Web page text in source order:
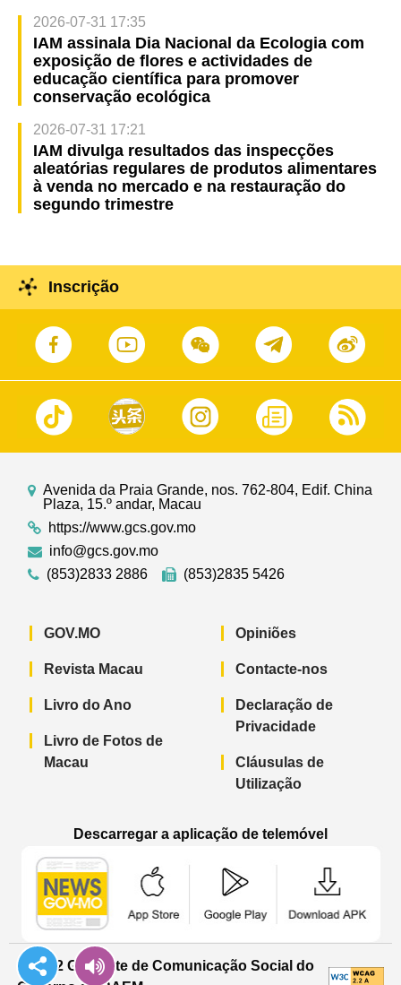
2026-07-31 17:35
IAM assinala Dia Nacional da Ecologia com
exposição de flores e actividades de
educação científica para promover
conservação ecológica
2026-07-31 17:21
IAM divulga resultados das inspecções
aleatórias regulares de produtos alimentares
à venda no mercado e na restauração do
segundo trimestre
Inscrição
Avenida da Praia Grande, nos. 762-804, Edif. China
Plaza, 15.º andar, Macau
https://www.gcs.gov.mo
info@gcs.gov.mo
(853)2833 2886
(853)2835 5426
GOV.MO
Revista Macau
Livro do Ano
Livro de Fotos de
Macau
Opiniões
Contacte-nos
Declaração de
Privacidade
Cláusulas de
Utilização
Descarregar a aplicação de telemóvel
© 2022 Gabinete de Comunicação Social do